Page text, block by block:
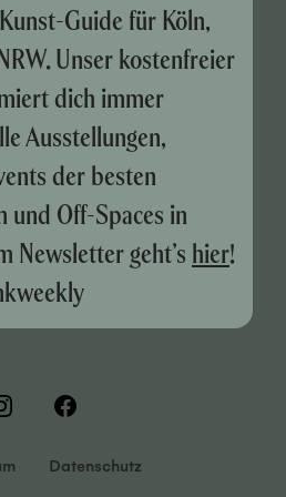
Guide für Köln,
Unser kostenfreier
dich immer
Ausstellungen,
der besten
und Off-Spaces in
Newsletter geht’s hier!
Datenschutz